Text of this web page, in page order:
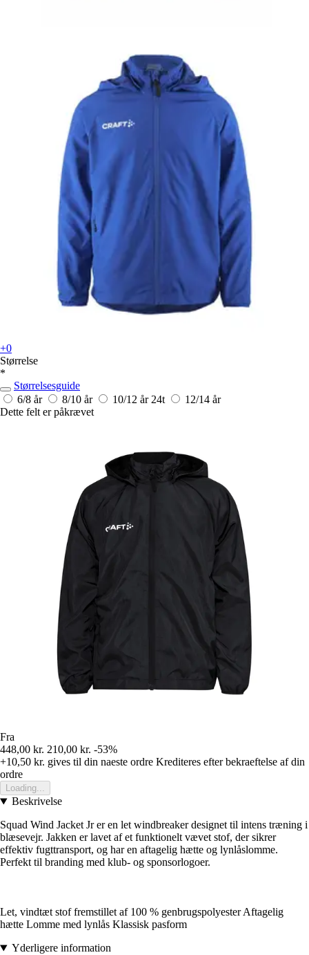
+0
Størrelse
*
Størrelsesguide
6/8 år
8/10 år 10/12 år 24t
12/14 år
Dette felt er påkrævet
Fra
448,00 kr. 210,00 kr. -53%
+10,50 kr. gives til din naeste ordre Krediteres efter bekraeftelse af din
ordre
Loading...
Beskrivelse
Squad Wind Jacket Jr er en let windbreaker designet til intens træning i
blæsevejr. Jakken er lavet af et funktionelt vævet stof, der sikrer
effektiv fugttransport, og har en aftagelig hætte og lynlåslomme.
Perfekt til branding med klub- og sponsorlogoer.
Let, vindtæt stof fremstillet af 100 % genbrugspolyester Aftagelig
hætte Lomme med lynlås Klassisk pasform
Yderligere information